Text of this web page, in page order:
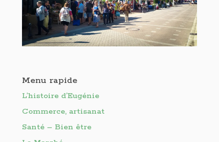
Menu rapide
L’histoire d’Eugénie
Commerce, artisanat
Santé – Bien être